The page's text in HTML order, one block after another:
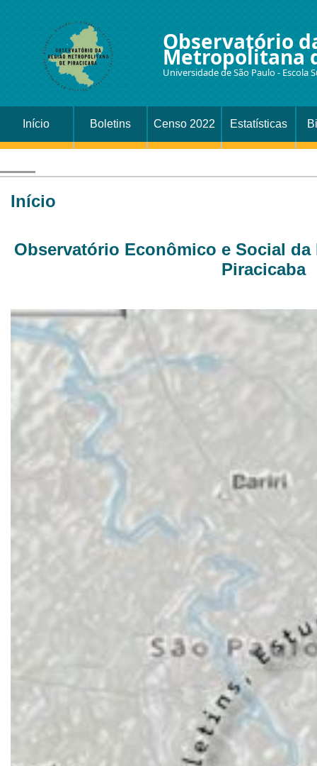
Observatório
Metropolitana
Universidade de São Paulo - Escola
Início Boletins Censo 2022 Estatísticas
Início
Observatório Econômico e Social
Piracicaba